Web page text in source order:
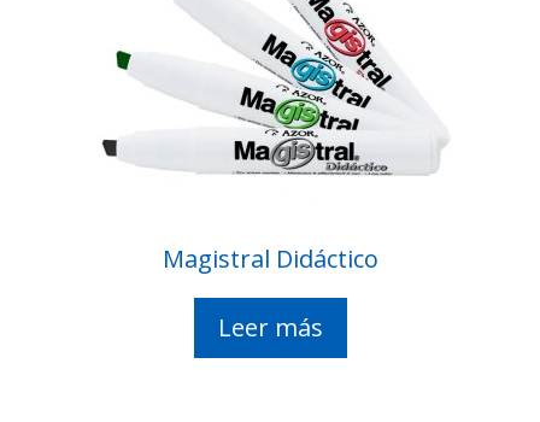
Magistral Didáctico
Leer más